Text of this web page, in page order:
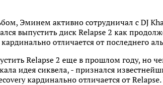
Эминем активно сотрудничал с DJ
выпустить диск Relapse 2 как
отличается от последнего
Relapse 2 еще в прошлом году, но
идея сиквела, - признался
кардинально отличается от